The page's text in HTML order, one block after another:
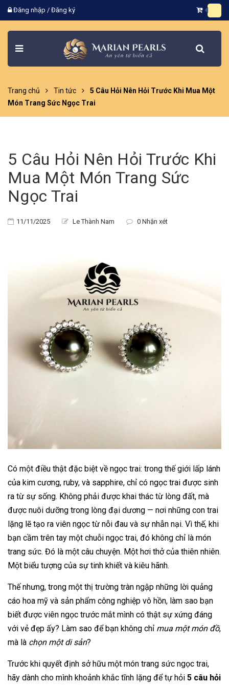
Đăng nhập / Đăng ký
Trang chủ Tin tức
5 Câu Hỏi Nên Hỏi Trước Khi Mua Một
Món Trang Sức Ngọc Trai
5 Câu Hỏi Nên Hỏi Trước Khi
Mua Một Món Trang Sức
Ngọc Trai
11/11/2025 Le Thành Nam 0 Nhận xét
Có một điều thật đặc biệt về ngọc trai: trong thế giới lấp lánh
của kim cương, ruby, và sapphire, chỉ có ngọc trai được sinh
ra từ sự sống. Không phải được khai thác từ lòng đất, mà
được nuôi dưỡng trong lòng đại dương — nơi những con trai
lặng lẽ tạo ra viên ngọc từ nỗi đau và sự nhẫn nại. Vì thế, khi
bạn cầm trên tay một chuỗi ngọc trai, đó không chỉ là món
trang sức. Đó là một câu chuyện. Một hơi thở của thiên nhiên.
Một biểu tượng của sự tinh khiết và kiêu hãnh.
Thế nhưng, trong một thị trường tràn ngập những lời quảng
cáo hoa mỹ và sản phẩm công nghiệp vô hồn, làm sao bạn
biết được viên ngọc trước mắt mình có thật sự xứng đáng
với vẻ đẹp ấy? Làm sao để bạn không chỉ mua một món đồ,
mà là chọn một di sản?
Trước khi quyết định sở hữu một món trang sức ngọc trai,
hãy dành cho mình khoảnh khắc tĩnh lặng để tự hỏi 5 câu hỏi